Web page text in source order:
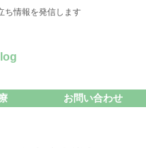
ち情報を発信します
お問い合わせ